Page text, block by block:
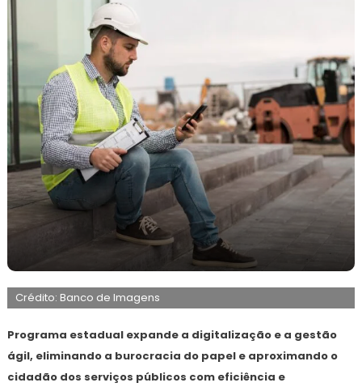
dezembro
2025
Crédito: Banco de Imagens
Programa estadual expande a digitalização e a gestão
ágil, eliminando a burocracia do papel e aproximando o
cidadão dos serviços públicos com eficiência e